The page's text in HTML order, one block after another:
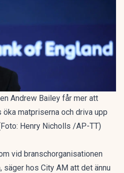
Andrew Bailey får mer att
öka matpriserna och driva upp
Henry Nicholls /AP-TT)
vid branschorganisationen
säger hos City AM att det ännu